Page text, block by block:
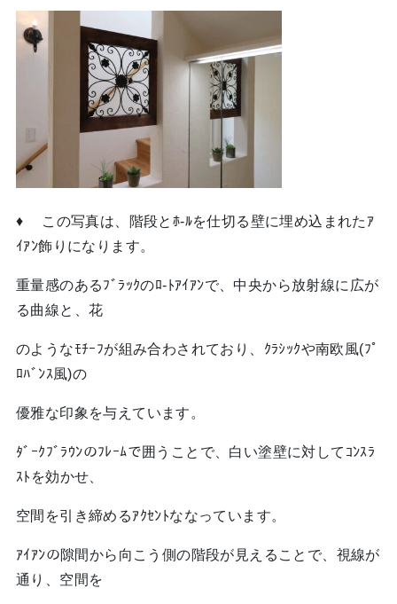
♦ この写真は、階段とﾎ-ﾙを仕切る壁に埋め込まれたｱ
ｲｱﾝ飾りになります。
重量感のあるﾌﾞﾗｯｸのﾛ-ﾄｱｲｱﾝで、中央から放射線に広が
る曲線と、花
のようなﾓﾁｰﾌが組み合わされており、ｸﾗｼｯｸや南欧風(ﾌﾟ
ﾛﾊﾞﾝｽ風)の
優雅な印象を与えています。
ﾀﾞｰｸﾌﾞﾗｳﾝのﾌﾚｰﾑで囲うことで、白い塗壁に対してｺﾝｽﾗ
ｽﾄを効かせ、
空間を引き締めるｱｸｾﾝﾄななっています。
ｱｲｱﾝの隙間から向こう側の階段が見えることで、視線が
通り、空間を